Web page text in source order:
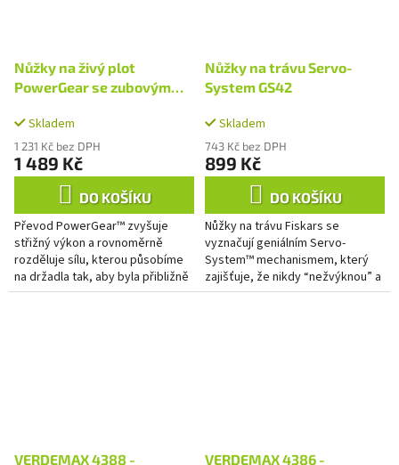
Nůžky na živý plot
PowerGear se zubovým
Skladem
1 231 Kč bez DPH
1 489 Kč
DO KOŠÍKU
Převod PowerGear™ zvyšuje
střižný výkon a rovnoměrně
rozděluje sílu, kterou působíme
na držadla tak, aby byla přibližně
stejná v celém průběhu střihu.
Nůžky na trávu Servo-
System GS42
Skladem
743 Kč bez DPH
899 Kč
DO KOŠÍKU
Nůžky na trávu Fiskars se
vyznačují geniálním Servo-
System™ mechanismem, který
zajišťuje, že nikdy “nežvýknou” a
garantuje nepřetržitou účinnou
VERDEMAX 4388 - VERDEMAX 4386 -